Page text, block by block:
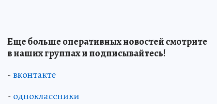
Еще больше оперативных новостей смотрите
в наших группах и подписывайтесь!
-вконтакте
- одноклассники